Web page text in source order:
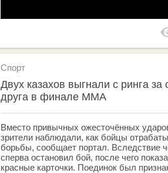
Спорт
Двух казахов выгнали с ринга за
друга в финале MMA
Вместо привычных ожесточённых
зрители наблюдали, как бойцы
борьбы, сообщает портал. Вследствие
сперва остановил бой, после чего
красные карточки. Поединок был